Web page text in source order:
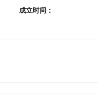
成立时间 ： -